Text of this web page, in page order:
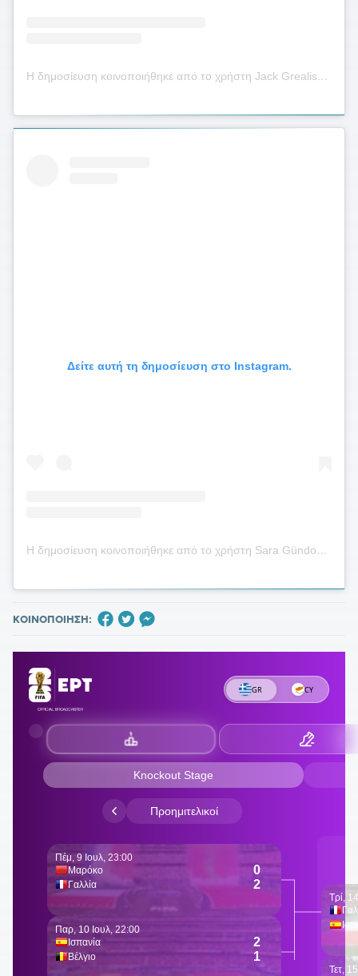
Η δημοσίευση κοινοποιήθηκε από το χρήστη Jack Grealish (@jackgrealish.jg10)
Δείτε αυτή τη δημοσίευση στο Instagram.
Η δημοσίευση κοινοποιήθηκε από το χρήστη Sara Gündogan🌙🧿🪬 (@sarabenamira)
ΚΟΙΝΟΠΟΙΗΣΗ: